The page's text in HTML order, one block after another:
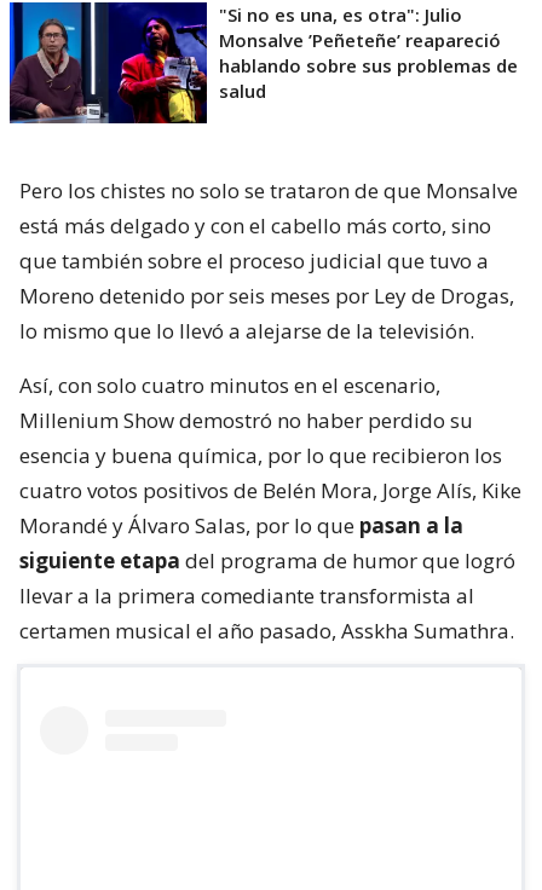
"Si no es una, es otra": Julio
Monsalve ’Peñeteñe’ reapareció
hablando sobre sus problemas de
salud
Pero los chistes no solo se trataron de que Monsalve
está más delgado y con el cabello más corto, sino
que también sobre el proceso judicial que tuvo a
Moreno detenido por seis meses por Ley de Drogas,
lo mismo que lo llevó a alejarse de la televisión.
Así, con solo cuatro minutos en el escenario,
Millenium Show demostró no haber perdido su
esencia y buena química, por lo que recibieron los
cuatro votos positivos de Belén Mora, Jorge Alís, Kike
Morandé y Álvaro Salas, por lo que pasan a la
siguiente etapa del programa de humor que logró
llevar a la primera comediante transformista al
certamen musical el año pasado, Asskha Sumathra.